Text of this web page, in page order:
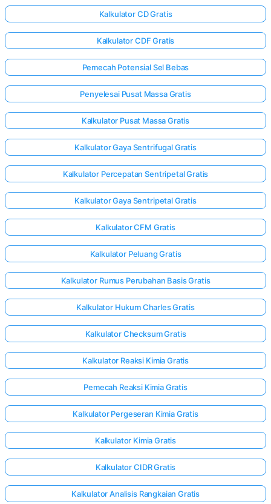
Kalkulator CD Gratis
Kalkulator CDF Gratis
Pemecah Potensial Sel Bebas
Penyelesai Pusat Massa Gratis
Kalkulator Pusat Massa Gratis
Kalkulator Gaya Sentrifugal Gratis
Kalkulator Percepatan Sentripetal Gratis
Kalkulator Gaya Sentripetal Gratis
Kalkulator CFM Gratis
Kalkulator Peluang Gratis
Kalkulator Rumus Perubahan Basis Gratis
Kalkulator Hukum Charles Gratis
Kalkulator Checksum Gratis
Kalkulator Reaksi Kimia Gratis
Pemecah Reaksi Kimia Gratis
Kalkulator Pergeseran Kimia Gratis
Kalkulator Kimia Gratis
Kalkulator CIDR Gratis
Kalkulator Analisis Rangkaian Gratis